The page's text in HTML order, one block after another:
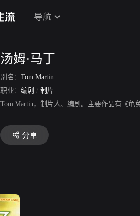
导航
汤姆·马丁
别名： Tom Martin
职业： 编剧 / 制片
Tom Martin，制片人、编剧。主要作品有《
分享